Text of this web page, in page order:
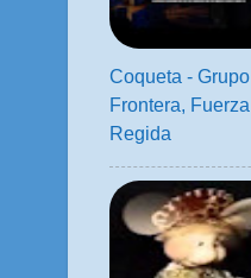
Coqueta - Grupo
Frontera, Fuerza
Regida